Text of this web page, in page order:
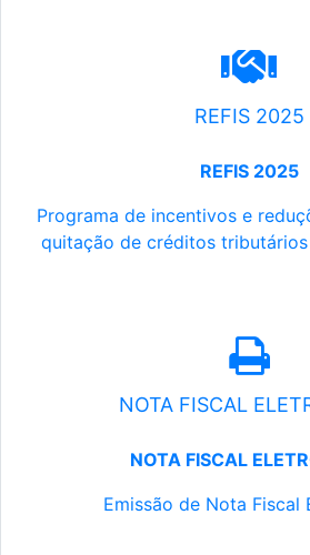
REFIS 2025
REFIS 2025
Programa de incentivos e
quitação de créditos
NOTA FISCAL
NOTA FISCAL
Emissão de Nota Fiscal